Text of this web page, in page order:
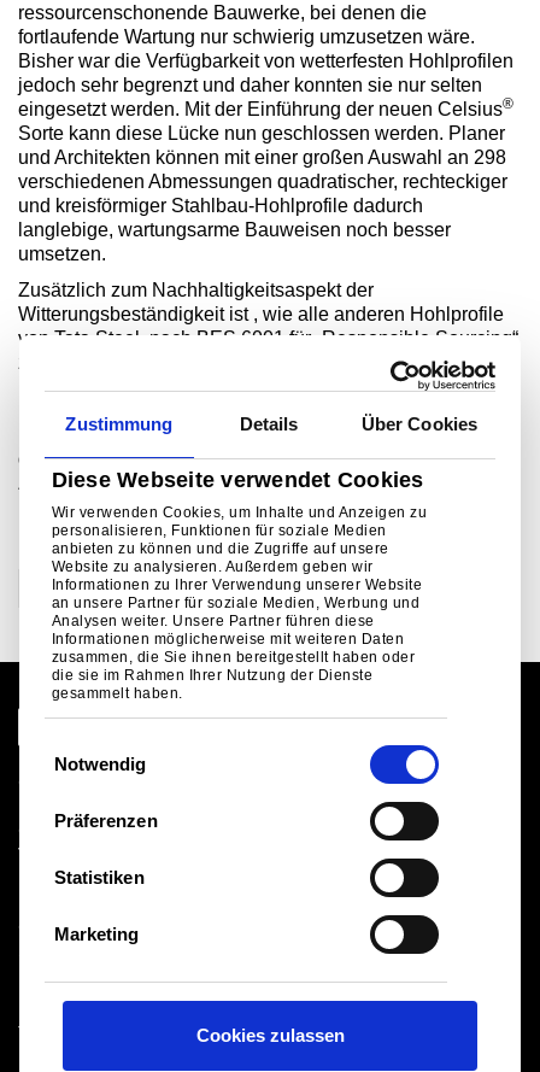
Zustimmung Details Über Cookies
Diese Webseite verwendet Cookies
Wir verwenden Cookies, um Inhalte und Anzeigen zu
personalisieren, Funktionen für soziale Medien
anbieten zu können und die Zugriffe auf unsere
Website zu analysieren. Außerdem geben wir
Informationen zu Ihrer Verwendung unserer Website
an unsere Partner für soziale Medien, Werbung und
Analysen weiter. Unsere Partner führen diese
Informationen möglicherweise mit weiteren Daten
zusammen, die Sie ihnen bereitgestellt haben oder
die sie im Rahmen Ihrer Nutzung der Dienste
gesammelt haben.
g
Notwendig
Präferenzen
Statistiken
Marketing
Cookies zulassen
ressourcenschonende Bauwerke, bei denen die
fortlaufende Wartung nur schwierig umzusetzen wäre.
Bisher war die Verfügbarkeit von wetterfesten Hohlprofilen
jedoch sehr begrenzt und daher konnten sie nur selten
eingesetzt werden. Mit der Einführung der neuen Celsius®
Sorte kann diese Lücke nun geschlossen werden. Planer
und Architekten können mit einer großen Auswahl an 298
verschiedenen Abmessungen quadratischer, rechteckiger
und kreisförmiger Stahlbau-Hohlprofile dadurch
langlebige, wartungsarme Bauweisen noch besser
umsetzen.
Zusätzlich zum Nachhaltigkeitsaspekt der
Witterungsbeständigkeit ist , wie alle anderen Hohlprofile
von Tata Steel, nach BES 6001 für „Responsible Sourcing“
zertifiziert. Außerdem gilt Tata Steel als einer der Pioniere
beim Thema Ökobilanzen (Life Cycle Assessment – LCA)
und unterstützt Architekten und Planer mit seinem
Programm für Umweltproduktdeklarationen (EPDs) dabei,
die Anforderungen immer strenger werdender
Zertifizierungssysteme bei Bauwerken zu erfüllen.
KATEGORIEN
Konstruktion
Globale Website
Cookies
Verkaufsbedingungen
Lieferanten
Gesundheit und Sicherheit
Tata Steel UK Limited